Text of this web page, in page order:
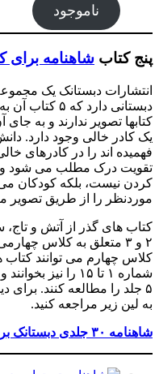
ناموجود
پنج کتاب شاهنامه برای
انتشارات دبستانک یک مجموعه ۳۰
دبستانی
کتابها تصویر ندارند و به
یک کادر خالی وجود دارد.
فهمیده اند را در کادرهای
تقویت درک مطلب می شود و
کردن نیست، بلکه کودکان
موردنظر را از طریق تصویر
۲ و ۳ متعلق به کلاس
کلاس چهارم می توانند
شماره ۱ تا ۱۵ را
۵ جلد را مطالعه کنند.
به لین زیر مراجعه کنید.
شاهنامه ۳۰ جلدی دبستانک برای تقویت درک مطلب